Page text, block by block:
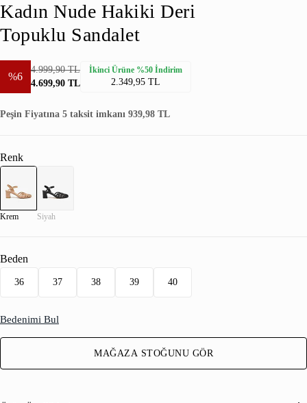
Kadın Nude Hakiki Deri
Topuklu Sandalet
%6
4.999,90 TL
4.699,90 TL
İkinci Ürüne %50 İndirim
2.349,95 TL
Peşin Fiyatına 5 taksit imkanı 939,98 TL
Renk
Krem Siyah
Beden
36 37 38 39 40
Bedenimi Bul
MAĞAZA STOĞUNU GÖR